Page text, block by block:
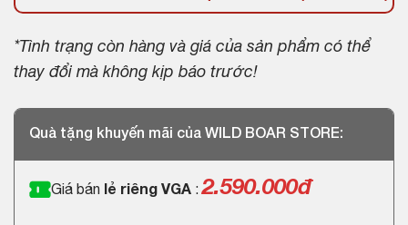
*Tình trạng còn hàng và giá của sản phẩm có thể
thay đổi mà không kịp báo trước!
Quà tặng khuyến mãi của WILD BOAR STORE:
Giá bán lẻ riêng VGA : 2.590.000đ